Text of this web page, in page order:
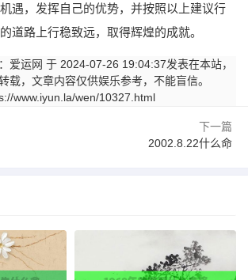
遇，发挥自己的优势，并按照以上建议行
道路上行稳致远，取得辉煌的成就。
爱运网 于 2024-07-26 19:04:37发表在本站，
载，文章内容仅供娱乐参考，不能盲信。
www.iyun.la/wen/10327.html
下一篇
2002.8.22什么命